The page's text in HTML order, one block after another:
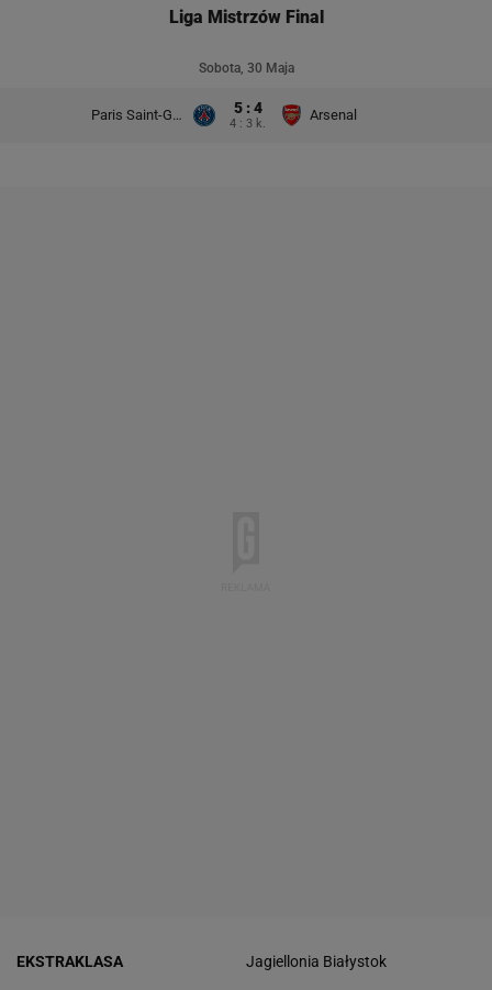
Liga Mistrzów Final
Sobota, 30 Maja
Paris Saint-Germain 5 : 4
4 : 3 k.
Arsenal
EKSTRAKLASA Jagiellonia Białystok